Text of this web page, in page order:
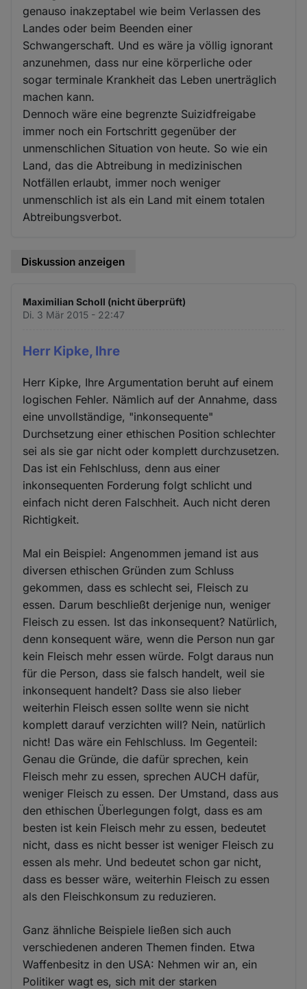
genauso inakzeptabel wie beim Verlassen des
Landes oder beim Beenden einer
Schwangerschaft. Und es wäre ja völlig ignorant
anzunehmen, dass nur eine körperliche oder
sogar terminale Krankheit das Leben unerträglich
machen kann.
Dennoch wäre eine begrenzte Suizidfreigabe
immer noch ein Fortschritt gegenüber der
unmenschlichen Situation von heute. So wie ein
Land, das die Abtreibung in medizinischen
Notfällen erlaubt, immer noch weniger
unmenschlich ist als ein Land mit einem totalen
Abtreibungsverbot.
Diskussion anzeigen
Maximilian Scholl (nicht überprüft)
Di. 3 Mär 2015 - 22:47
Herr Kipke, Ihre
Herr Kipke, Ihre Argumentation beruht auf einem
logischen Fehler. Nämlich auf der Annahme, dass
eine unvollständige, "inkonsequente"
Durchsetzung einer ethischen Position schlechter
sei als sie gar nicht oder komplett durchzusetzen.
Das ist ein Fehlschluss, denn aus einer
inkonsequenten Forderung folgt schlicht und
einfach nicht deren Falschheit. Auch nicht deren
Richtigkeit.
Mal ein Beispiel: Angenommen jemand ist aus
diversen ethischen Gründen zum Schluss
gekommen, dass es schlecht sei, Fleisch zu
essen. Darum beschließt derjenige nun, weniger
Fleisch zu essen. Ist das inkonsequent? Natürlich,
denn konsequent wäre, wenn die Person nun gar
kein Fleisch mehr essen würde. Folgt daraus nun
für die Person, dass sie falsch handelt, weil sie
inkonsequent handelt? Dass sie also lieber
weiterhin Fleisch essen sollte wenn sie nicht
komplett darauf verzichten will? Nein, natürlich
nicht! Das wäre ein Fehlschluss. Im Gegenteil:
Genau die Gründe, die dafür sprechen, kein
Fleisch mehr zu essen, sprechen AUCH dafür,
weniger Fleisch zu essen. Der Umstand, dass aus
den ethischen Überlegungen folgt, dass es am
besten ist kein Fleisch mehr zu essen, bedeutet
nicht, dass es nicht besser ist weniger Fleisch zu
essen als mehr. Und bedeutet schon gar nicht,
dass es besser wäre, weiterhin Fleisch zu essen
als den Fleischkonsum zu reduzieren.
Ganz ähnliche Beispiele ließen sich auch
verschiedenen anderen Themen finden. Etwa
Waffenbesitz in den USA: Nehmen wir an, ein
Politiker wagt es, sich mit der starken